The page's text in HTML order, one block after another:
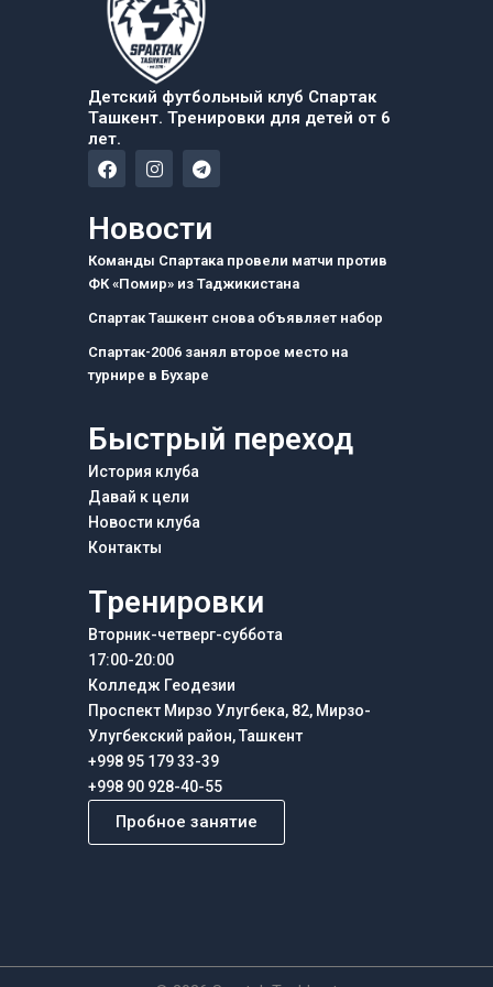
Детский футбольный клуб Спартак
Ташкент. Тренировки для детей от 6
лет.
F
a
e
b
o
k
I
n
a
g
r
a
m
T
e
g
a
m
Новости
Команды Спартака провели матчи против
ФК «Помир» из Таджикистана
Спартак Ташкент снова объявляет набор
Спартак-2006 занял второе место на
турнире в Бухаре
Быстрый переход
История клуба
Давай к цели
Новости клуба
Контакты
Тренировки
Вторник-четверг-суббота
17:00-20:00
Колледж Геодезии
Проспект Мирзо Улугбека, 82, Мирзо-
Улугбекский район, Ташкент
+998 95 179 33-39
+998 90 928-40-55
Пробное занятие